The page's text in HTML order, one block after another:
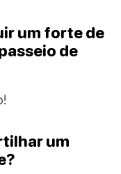
um forte de
de
um